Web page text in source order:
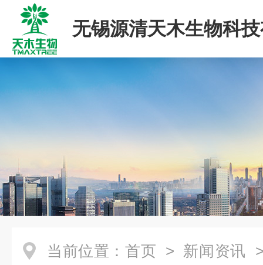
无锡源清天木生物科
司
当前位置： 首页 > 新闻资讯